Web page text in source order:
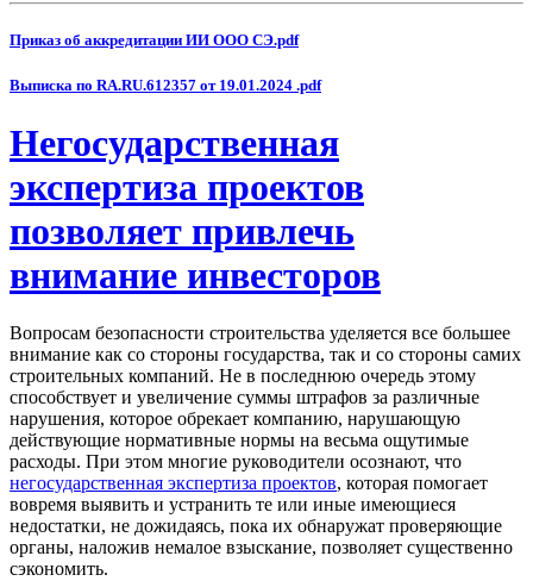
Приказ об аккредитации ИИ ООО СЭ.pdf
Выписка по RA.RU.612357 от 19.01.2024 .pdf
Негосударственная
экспертиза проектов
позволяет привлечь
внимание инвесторов
Вопросам безопасности строительства уделяется все большее
внимание как со стороны государства, так и со стороны самих
строительных компаний. Не в последнюю очередь этому
способствует и увеличение суммы штрафов за различные
нарушения, которое обрекает компанию, нарушающую
действующие нормативные нормы на весьма ощутимые
расходы. При этом многие руководители осознают, что
негосударственная экспертиза проектов, которая помогает
вовремя выявить и устранить те или иные имеющиеся
недостатки, не дожидаясь, пока их обнаружат проверяющие
органы, наложив немалое взыскание, позволяет существенно
сэкономить.